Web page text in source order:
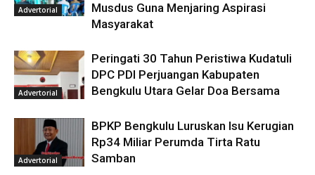
Advertorial
Musdus Guna Menjaring Aspirasi
Masyarakat
Advertorial
Peringati 30 Tahun Peristiwa Kudatuli
DPC PDI Perjuangan Kabupaten
Bengkulu Utara Gelar Doa Bersama
Advertorial
BPKP Bengkulu Luruskan Isu Kerugian
Rp34 Miliar Perumda Tirta Ratu
Samban